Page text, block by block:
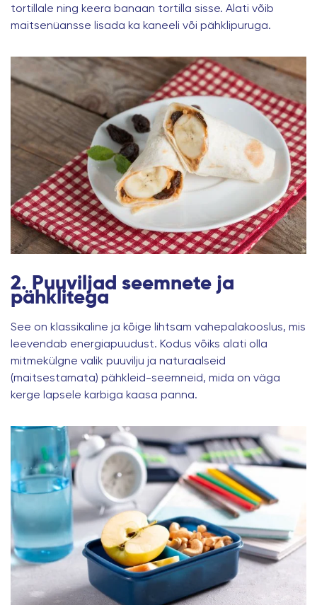
tortillale ning keera banaan tortilla sisse. Alati võib
maitsenüansse lisada ka kaneeli või pähklipuruga.
2. Puuviljad seemnete ja
pähklitega
See on klassikaline ja kõige lihtsam vahepalakooslus, mis
leevendab energiapuudust. Kodus võiks alati olla
mitmekülgne valik puuvilju ja naturaalseid
(maitsestamata) pähkleid-seemneid, mida on väga
kerge lapsele karbiga kaasa panna.